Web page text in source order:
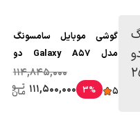
گوشی موبایل سامسونگ
مدل Galaxy A57 دو
سیم‌کارت ظرفیت 256
گیگابایت و رم 8 گیگابایت
5
114,845,000
3%
111,500,000